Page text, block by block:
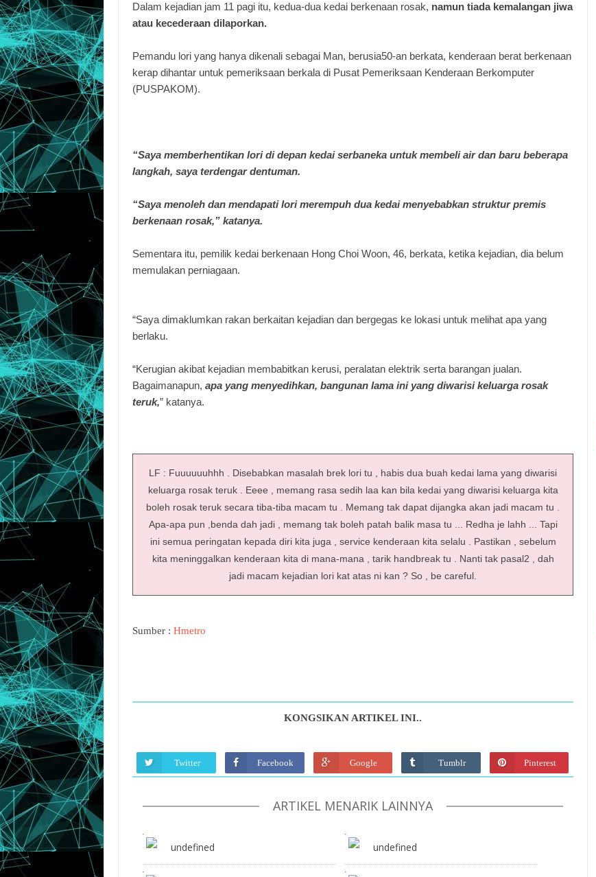
Dalam kejadian jam 11 pagi itu, kedua-dua kedai berkenaan rosak, namun tiada kemalangan jiwa
atau kecederaan dilaporkan.
Pemandu lori yang hanya dikenali sebagai Man, berusia50-an berkata, kenderaan berat berkenaan
kerap dihantar untuk pemeriksaan berkala di Pusat Pemeriksaan Kenderaan Berkomputer
(PUSPAKOM).
“Saya memberhentikan lori di depan kedai serbaneka untuk membeli air dan baru beberapa
langkah, saya terdengar dentuman.
“Saya menoleh dan mendapati lori merempuh dua kedai menyebabkan struktur premis
berkenaan rosak,” katanya.
Sementara itu, pemilik kedai berkenaan Hong Choi Woon, 46, berkata, ketika kejadian, dia belum
memulakan perniagaan.
“Saya dimaklumkan rakan berkaitan kejadian dan bergegas ke lokasi untuk melihat apa yang
berlaku.
“Kerugian akibat kejadian membabitkan kerusi, peralatan elektrik serta barangan jualan.
Bagaimanapun, apa yang menyedihkan, bangunan lama ini yang diwarisi keluarga rosak
teruk,” katanya.
LF : Fuuuuuuhhh . Disebabkan masalah brek lori tu , habis dua buah kedai lama yang diwarisi
keluarga rosak teruk . Eeee , memang rasa sedih laa kan bila kedai yang diwarisi keluarga kita
boleh rosak teruk secara tiba-tiba macam tu . Memang tak dapat dijangka akan jadi macam tu .
Apa-apa pun ,benda dah jadi , memang tak boleh patah balik masa tu ... Redha je lahh ... Tapi
ini semua peringatan kepada diri kita juga , service kenderaan kita selalu . Pastikan , sebelum
kita meninggalkan kenderaan kita di mana-mana , tarik handbreak tu . Nanti tak pasal2 , dah
jadi macam kejadian lori kat atas ni kan ? So , be careful.
Sumber : Hmetro
KONGSIKAN ARTIKEL INI..
Twitter Facebook Google Tumblr Pinterest
ARTIKEL MENARIK LAINNYA
undefined undefined